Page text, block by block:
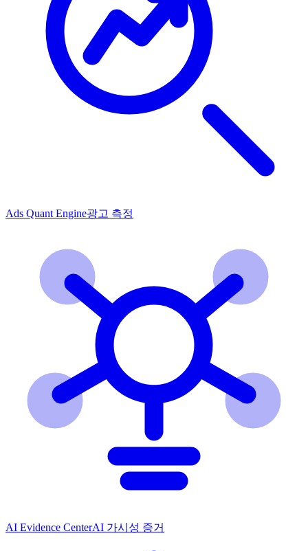
Ads Quant Engine광고 측정
AI Evidence CenterAI 가시성 증거